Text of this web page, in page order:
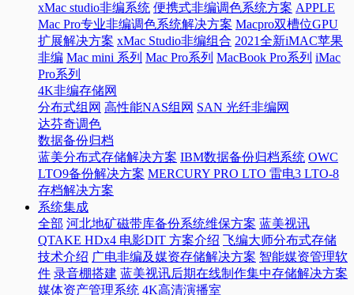
xMac studio非编系统 便携式非编调色系统方案 APPLE
Mac Pro专业非编调色系统解决方案 Macpro双槽位GPU
扩展解决方案 xMac Studio非编组合 2021全新iMAC苹果
非编 Mac mini 系列 Mac Pro系列 MacBook Pro系列 iMac
Pro系列
4K非编存储网
分布式组网 高性能NAS组网 SAN 光纤非编网
达芬奇调色
数据备份归档
蓝美分布式存储解决方案 IBM数据备份归档系统 OWC
LTO9备份解决方案 MERCURY PRO LTO 雷电3 LTO-8
存档解决方案
系统集成
全部 河北地矿磁带库备份系统维保方案 蓝美视讯
QTAKE HDx4 电影DIT 方案介绍 飞编大师分布式存储
技术介绍 广电非编及媒资存储解决方案 智能媒资管理软
件 录音棚搭建 蓝美视讯后期在线制作集中存储解决方案
媒体资产管理系统 4K高清演播室